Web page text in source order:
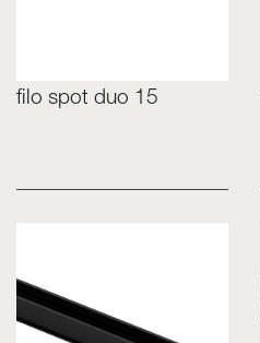
filo spot duo 15